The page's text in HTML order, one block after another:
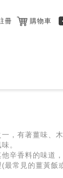
冊 購物車
，有著薑味、
。
辛香料的味道
最常見的薑黃飯